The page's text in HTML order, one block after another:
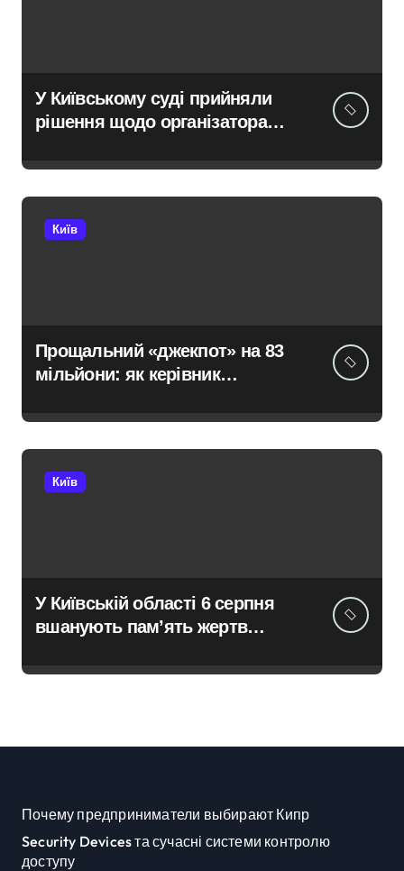
У Київському суді прийняли
рішення щодо організатора
сервісу
Київ
Прощальний «джекпот» на 83
мільйони: як керівник
бюджетні кошти шахраям
Київ
У Київській області 6 серпня
вшанують пам’ять жертв
Почему предприниматели выбирают Кипр
Security Devices та сучасні системи контролю
доступу